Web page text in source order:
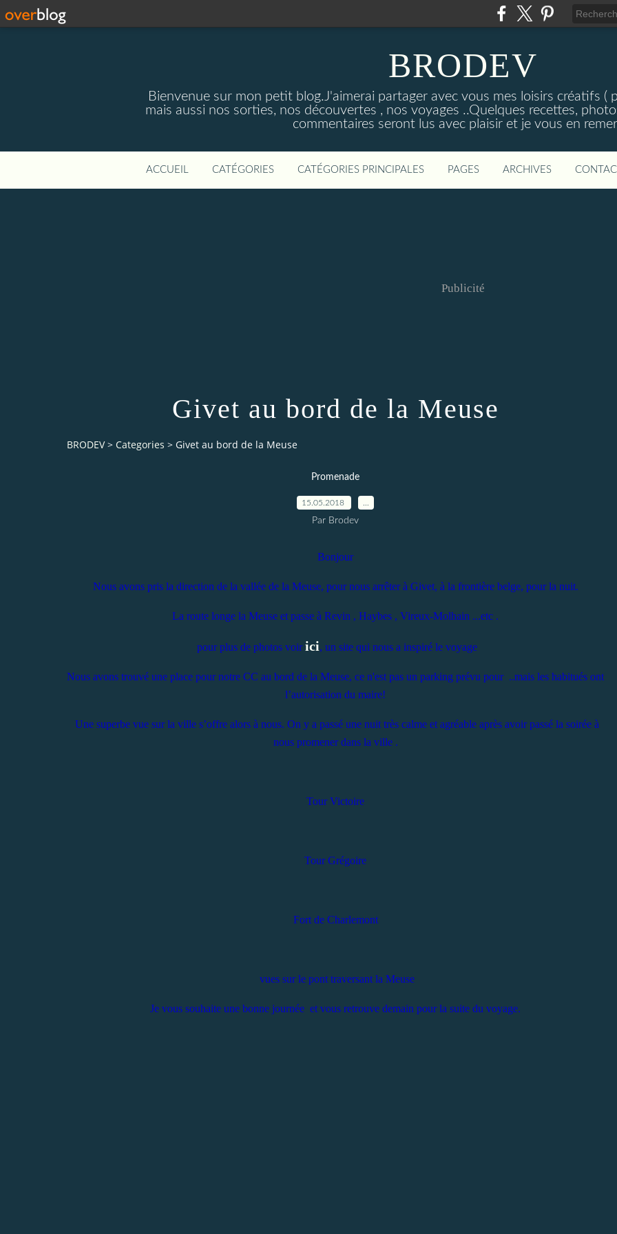
BRODEV
Bienvenue sur mon petit blog.J'aimerai partager avec vous mes loisirs créatifs (
mais aussi nos sorties, nos découvertes , nos voyages ..Quelques recettes,
commentaires seront lus avec plaisir et je vous en
ACCUEIL CATÉGORIES CATÉGORIES PRINCIPALES PAGES ARCHIVES
Publicité
Givet au bord de la Meuse
BRODEV > Categories > Givet au bord de la Meuse
Promenade
15.05.2018
Par Brodev
Bonjour
Nous avons pris la direction de la vallée de la Meuse, pour nous arrêter à Givet, à la frontière belge, pour la nuit.
La route longe la Meuse et passe à Revin , Haybes , Vireux-Molhain ...etc .
pour plus de photos voirici, un site qui nous a inspiré le voyage
Nous avons trouvé une place pour notre CC au bord de la Meuse, ce n'est pas un parking prévu pour ..mais les habitués ont
l’autorisation du maire!
Une superbe vue sur la ville s’offre alors à nous. On y a passé une nuit très calme et agréable après avoir passé la soirée à
nous promener dans la ville .
Tour Victoire
Tour Grégoire
Fort de Charlemont
vues sur le pont traversant la Meuse
Je vous souhaite une bonne journée et vous retrouve demain pour la suite du voyage.